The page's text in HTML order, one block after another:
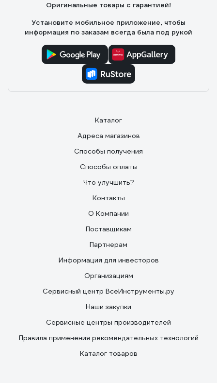
Оригинальные товары с гарантией!
Установите мобильное приложение, чтобы
информация по заказам всегда была под рукой
Каталог
Адреса магазинов
Способы получения
Способы оплаты
Что улучшить?
Контакты
О Компании
Поставщикам
Партнерам
Информация для инвесторов
Организациям
Сервисный центр ВсеИнструменты.ру
Наши закупки
Сервисные центры производителей
Правила применения рекомендательных технологий
Каталог товаров